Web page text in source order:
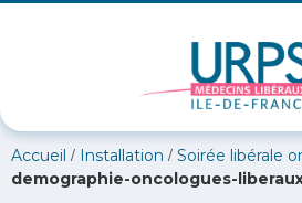
Accueil / Installation / Soirée libérale
demographie-oncologues-